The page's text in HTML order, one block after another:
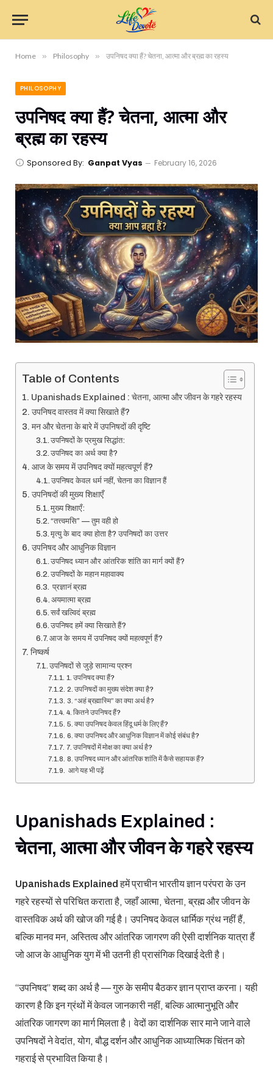
Home » Philosophy » उपनिषद क्या हैं? चेतना, आत्मा और ब्रह्म का रहस्य
PHILOSOPHY
उपनिषद क्या हैं? चेतना, आत्मा और
ब्रह्म का रहस्य
Sponsored By: Ganpat Vyas February 16, 2026
Table of Contents
Upanishads Explained : चेतना, आत्मा और जीवन के गहरे रहस्य
उपनिषद वास्तव में क्या सिखाते हैं?
मन और चेतना के बारे में उपनिषदों की दृष्टि
उपनिषदों के प्रमुख सिद्धांत:
उपनिषद का अर्थ क्या है?
आज के समय में उपनिषद क्यों महत्वपूर्ण हैं?
उपनिषद केवल धर्म नहीं, चेतना का विज्ञान हैं
उपनिषदों की मुख्य शिक्षाएँ
मुख्य शिक्षाएँ:
“तत्त्वमसि” — तुम वही हो
मृत्यु के बाद क्या होता है? उपनिषदों का उत्तर
उपनिषद और आधुनिक विज्ञान
उपनिषद ध्यान और आंतरिक शांति का मार्ग क्यों हैं?
उपनिषदों के महान महावाक्य
प्रज्ञानं ब्रह्म
अयमात्मा ब्रह्म
सर्वं खल्विदं ब्रह्म
उपनिषद हमें क्या सिखाते हैं?
आज के समय में उपनिषद क्यों महत्वपूर्ण हैं?
निष्कर्ष
उपनिषदों से जुड़े सामान्य प्रश्न
1. उपनिषद क्या हैं?
2. उपनिषदों का मुख्य संदेश क्या है?
3. “अहं ब्रह्मास्मि” का क्या अर्थ है?
4. कितने उपनिषद हैं?
5. क्या उपनिषद केवल हिंदू धर्म के लिए हैं?
6. क्या उपनिषद और आधुनिक विज्ञान में कोई संबंध है?
7. उपनिषदों में मोक्ष का क्या अर्थ है?
8. उपनिषद ध्यान और आंतरिक शांति में कैसे सहायक हैं?
आगे यह भी पढ़ें
Upanishads Explained :
चेतना, आत्मा और जीवन के गहरे रहस्य
Upanishads Explained हमें प्राचीन भारतीय ज्ञान परंपरा के उन
गहरे रहस्यों से परिचित कराता है, जहाँ आत्मा, चेतना, ब्रह्म और जीवन के
वास्तविक अर्थ की खोज की गई है। उपनिषद केवल धार्मिक ग्रंथ नहीं हैं,
बल्कि मानव मन, अस्तित्व और आंतरिक जागरण की ऐसी दार्शनिक यात्रा हैं
जो आज के आधुनिक युग में भी उतनी ही प्रासंगिक दिखाई देती है।
“उपनिषद” शब्द का अर्थ है — गुरु के समीप बैठकर ज्ञान प्राप्त करना। यही
कारण है कि इन ग्रंथों में केवल जानकारी नहीं, बल्कि आत्मानुभूति और
आंतरिक जागरण का मार्ग मिलता है। वेदों का दार्शनिक सार माने जाने वाले
उपनिषदों ने वेदांत, योग, बौद्ध दर्शन और आधुनिक आध्यात्मिक चिंतन को
गहराई से प्रभावित किया है।